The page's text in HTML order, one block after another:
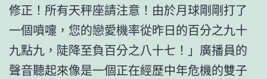
修正！所有天秤座請注意！由於月球剛剛打了
一個噴嚏，您的戀愛機率從昨日的百分之九十
九點九，陡降至負百分之八十七！」廣播員的
聲音聽起來像是一個正在經歷中年危機的雙子